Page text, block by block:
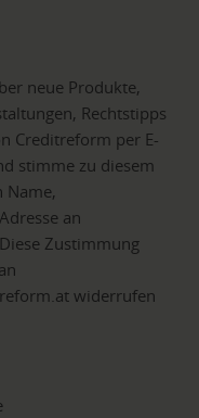
neue Produkte,
Rechtstipps
Creditreform per E-
stimme zu diesem
Name,
an
Zustimmung
widerrufen